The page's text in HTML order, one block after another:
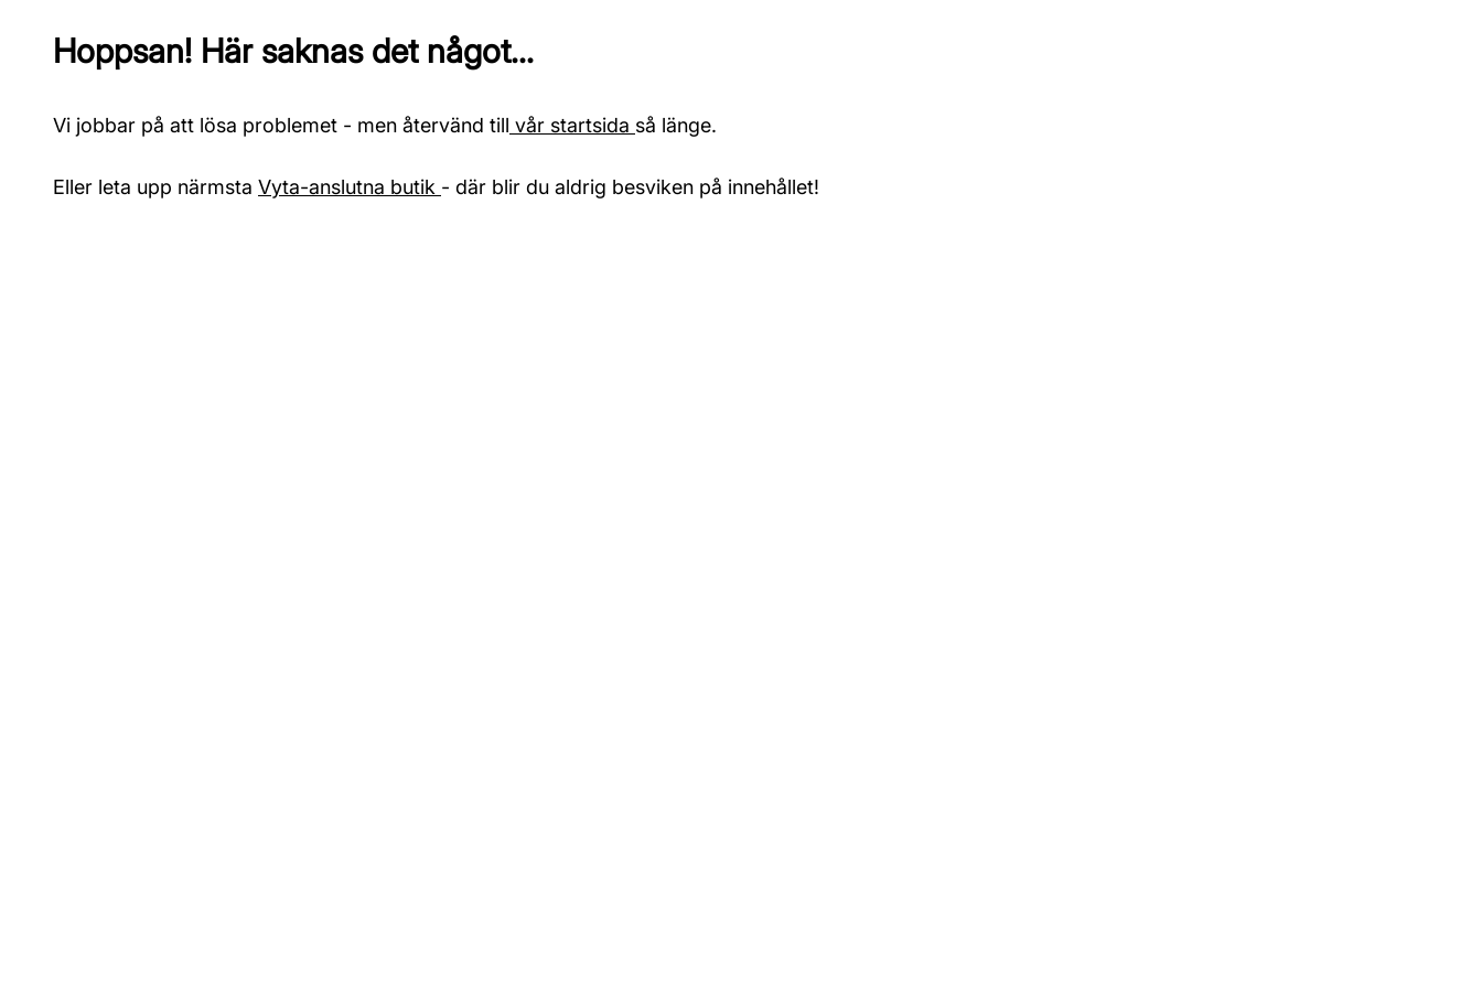
Hoppsan! Här saknas det något...
Vi jobbar på att lösa problemet - men återvänd till vår startsida så länge.
Eller leta upp närmsta Vyta-anslutna butik - där blir du aldrig besviken på innehållet!